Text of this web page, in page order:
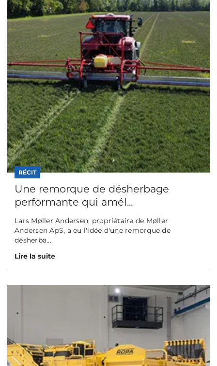
RÉCIT
Une remorque de désherbage
performante qui amél...
Lars Møller Andersen, propriétaire de Møller
Andersen ApS, a eu l'idée d'une remorque de
désherba...
Lire la suite